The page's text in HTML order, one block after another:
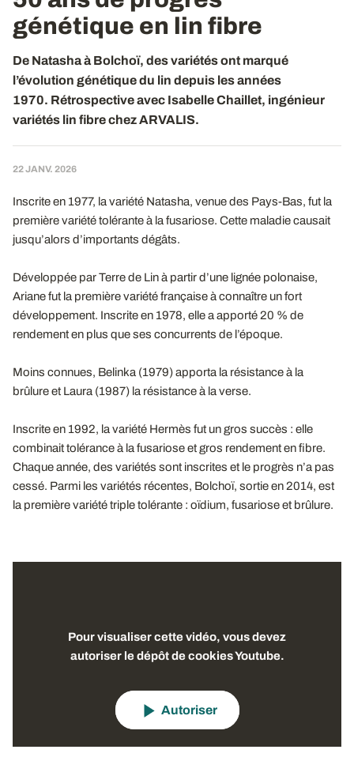
génétique en lin fibre
De Natasha à Bolchoï, des variétés ont marqué
l’évolution génétique du lin depuis les années
1970. Rétrospective avec Isabelle Chaillet, ingénieur
variétés lin fibre chez ARVALIS.
22 JANV. 2026
Inscrite en 1977, la variété Natasha, venue des Pays-Bas, fut la
première variété tolérante à la fusariose. Cette maladie causait
jusqu’alors d’importants dégâts.
Développée par Terre de Lin à partir d’une lignée polonaise,
Ariane fut la première variété française à connaître un fort
développement. Inscrite en 1978, elle a apporté 20 % de
rendement en plus que ses concurrents de l’époque.
Moins connues, Belinka (1979) apporta la résistance à la
brûlure et Laura (1987) la résistance à la verse.
Inscrite en 1992, la variété Hermès fut un gros succès : elle
combinait tolérance à la fusariose et gros rendement en fibre.
Chaque année, des variétés sont inscrites et le progrès n’a pas
cessé. Parmi les variétés récentes, Bolchoï, sortie en 2014, est
la première variété triple tolérante : oïdium, fusariose et brûlure.
Pour visualiser cette vidéo, vous devez
autoriser le dépôt de cookies Youtube.
Autoriser